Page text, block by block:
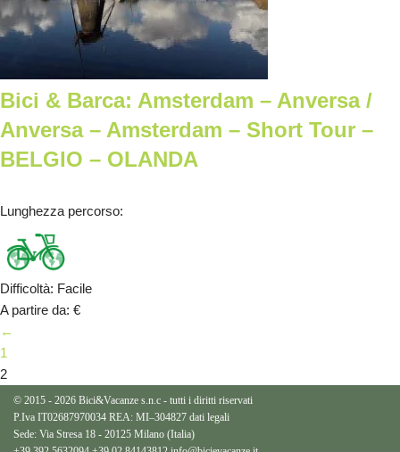
Bici & Barca: Amsterdam – Anversa /
Anversa – Amsterdam – Short Tour –
BELGIO – OLANDA
Lunghezza percorso:
Difficoltà: Facile
A partire da: €
←
1
2
© 2015 - 2026 Bici&Vacanze s.n.c - tutti i diritti riservati
P.Iva IT02687970034 REA: MI–304827 dati legali
Sede: Via Stresa 18 - 20125 Milano (Italia)